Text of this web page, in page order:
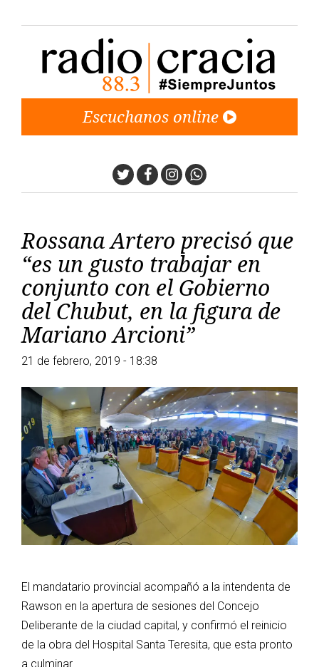
Escuchanos online
TwitterFacebook
Instagram
Whatsapp
Rossana Artero precisó que
“es un gusto trabajar en
conjunto con el Gobierno
del Chubut, en la figura de
Mariano Arcioni”
21 de febrero, 2019 - 18:38
El mandatario provincial acompañó a la intendenta de
Rawson en la apertura de sesiones del Concejo
Deliberante de la ciudad capital, y confirmó el reinicio
de la obra del Hospital Santa Teresita, que esta pronto
a culminar.